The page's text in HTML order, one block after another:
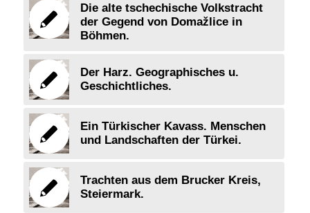
Die alte tschechische Volkstracht
der Gegend von Domažlice in
Böhmen.
Der Harz. Geographisches u.
Geschichtliches.
Ein Türkischer Kavass. Menschen
und Landschaften der Türkei.
Trachten aus dem Brucker Kreis,
Steiermark.